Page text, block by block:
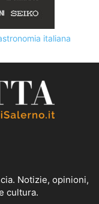
Notizie, opinioni,
cultura.